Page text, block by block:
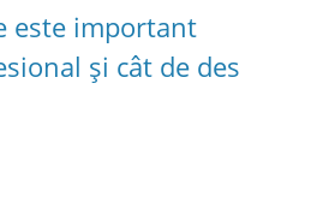
este important
și cât de des